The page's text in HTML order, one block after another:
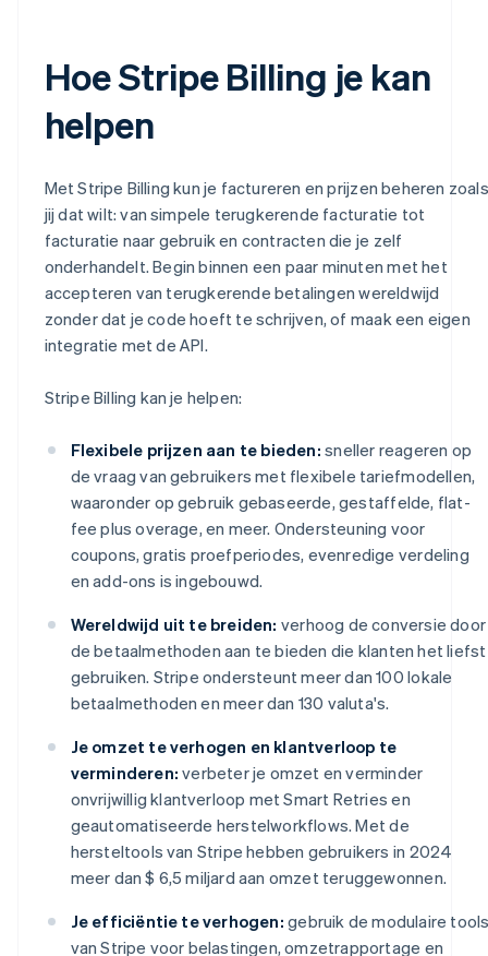
Hoe Stripe Billing je kan
helpen
Met Stripe Billing kun je factureren en prijzen beheren zoals
jij dat wilt: van simpele terugkerende facturatie tot
facturatie naar gebruik en contracten die je zelf
onderhandelt. Begin binnen een paar minuten met het
accepteren van terugkerende betalingen wereldwijd
zonder dat je code hoeft te schrijven, of maak een eigen
integratie met de API.
Stripe Billing kan je helpen:
Flexibele prijzen aan te bieden: sneller reageren op
de vraag van gebruikers met flexibele tariefmodellen,
waaronder op gebruik gebaseerde, gestaffelde, flat-
fee plus overage, en meer. Ondersteuning voor
coupons, gratis proefperiodes, evenredige verdeling
en add-ons is ingebouwd.
Wereldwijd uit te breiden: verhoog de conversie door
de betaalmethoden aan te bieden die klanten het liefst
gebruiken. Stripe ondersteunt meer dan 100 lokale
betaalmethoden en meer dan 130 valuta's.
Je omzet te verhogen en klantverloop te
verminderen: verbeter je omzet en verminder
onvrijwillig klantverloop met Smart Retries en
geautomatiseerde herstelworkflows. Met de
hersteltools van Stripe hebben gebruikers in 2024
meer dan $ 6,5 miljard aan omzet teruggewonnen.
Je efficiëntie te verhogen: gebruik de modulaire
van Stripe voor belastingen, omzetrapportage en